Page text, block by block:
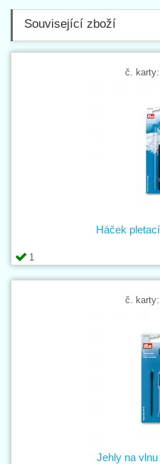
Související zboží
č. karty:
1
Háček
č. karty:
Jehly na